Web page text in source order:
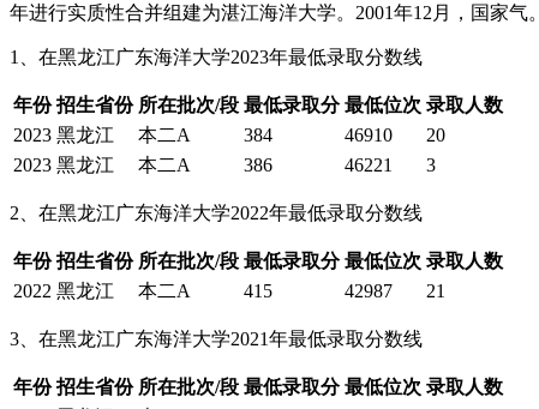
年进行实质性合并组建为湛江海洋大学。2001年12月，国家气。
1、在黑龙江广东海洋大学2023年最低录取分数线
年份 招生省份 所在批次/段 最低录取分 最低位次 录取人数
2023 黑龙江 本二A 384 46910
20
2023 黑龙江 本二A 386 46221 3
2、在黑龙江广东海洋大学2022年最低录取分数线
年份 招生省份 所在批次/段 最低录取分 最低位次 录取人数
2022 黑龙江 本二A 415 42987 21
3、在黑龙江广东海洋大学2021年最低录取分数线
年份 招生省份 所在批次/段 最低录取分 最低位次 录取人数